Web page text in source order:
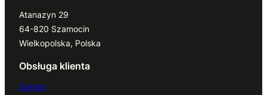
Atanazyn 29
64-820 Szamocin
Wielkopolska, Polska
Obsługa klienta
Zwroty